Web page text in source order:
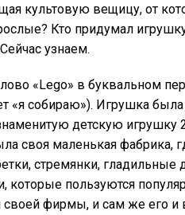
культовую вещицу, от
Кто придумал
узнаем.
«Lego» в буквальном
«я собираю»). Игрушка
детскую игрушку
своя маленькая фабрика,
стремянки, гладильные
которые пользуются
своей фирмы, и сам же его и